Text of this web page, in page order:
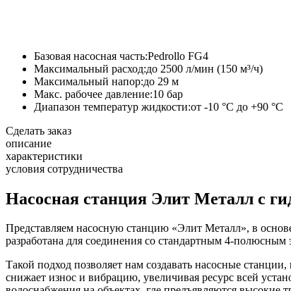
Базовая насосная часть:Pedrollo FG4
Максимальный расход:до 2500 л/мин (150 м³/ч)
Максимальный напор:до 29 м
Макс. рабочее давление:10 бар
Диапазон температур жидкости:от -10 °C до +90 °C
Сделать заказ
описание
характеристики
условия сотрудничества
Насосная станция Элит Металл с
Представляем насосную станцию «Элит Металл», в
разработана для соединения со стандартным 4-полюсным
Такой подход позволяет нам создавать насосные
снижает износ и вибрацию, увеличивая ресурс всей